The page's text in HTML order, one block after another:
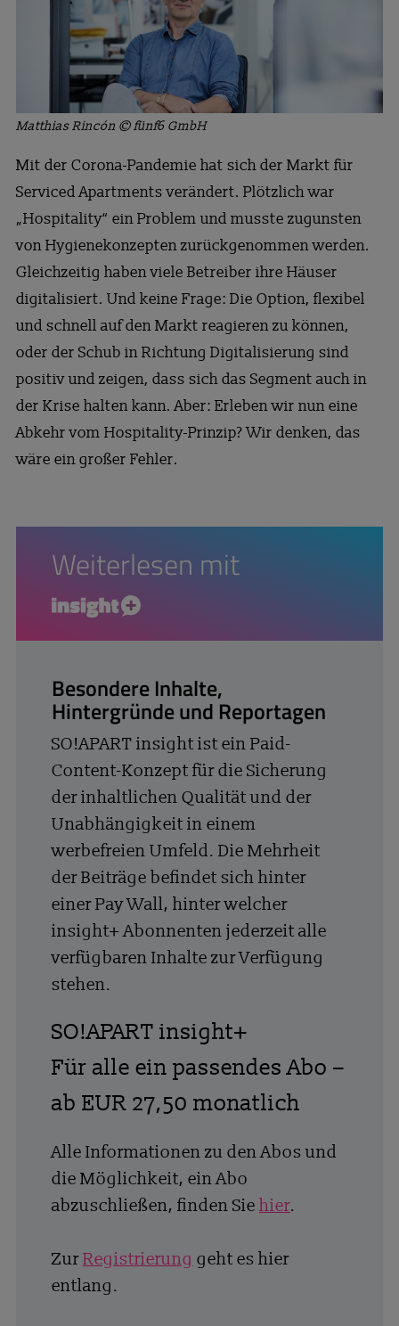
Matthias Rincón © fünf6 GmbH
Mit der Corona-Pandemie hat sich der Markt für
Serviced Apartments verändert. Plötzlich war
„Hospitality“ ein Problem und musste zugunsten
von Hygienekonzepten zurückgenommen werden.
Gleichzeitig haben viele Betreiber ihre Häuser
digitalisiert. Und keine Frage: Die Option, flexibel
und schnell auf den Markt reagieren zu können,
oder der Schub in Richtung Digitalisierung sind
positiv und zeigen, dass sich das Segment auch in
der Krise halten kann. Aber: Erleben wir nun eine
Abkehr vom Hospitality-Prinzip? Wir denken, das
wäre ein großer Fehler.
Weiterlesen mit
insight+
Besondere Inhalte,
Hintergründe und Reportagen
SO!APART insight ist ein Paid-
Content-Konzept für die Sicherung
der inhaltlichen Qualität und der
Unabhängigkeit in einem
werbefreien Umfeld. Die Mehrheit
der Beiträge befindet sich hinter
einer Pay Wall, hinter welcher
insight+ Abonnenten jederzeit alle
verfügbaren Inhalte zur Verfügung
stehen.
SO!APART insight+
Für alle ein passendes Abo –
ab EUR 27,50 monatlich
Alle Informationen zu den Abos und
die Möglichkeit, ein Abo
abzuschließen, finden Sie hier.
ZurRegistrierung geht es hier
entlang.